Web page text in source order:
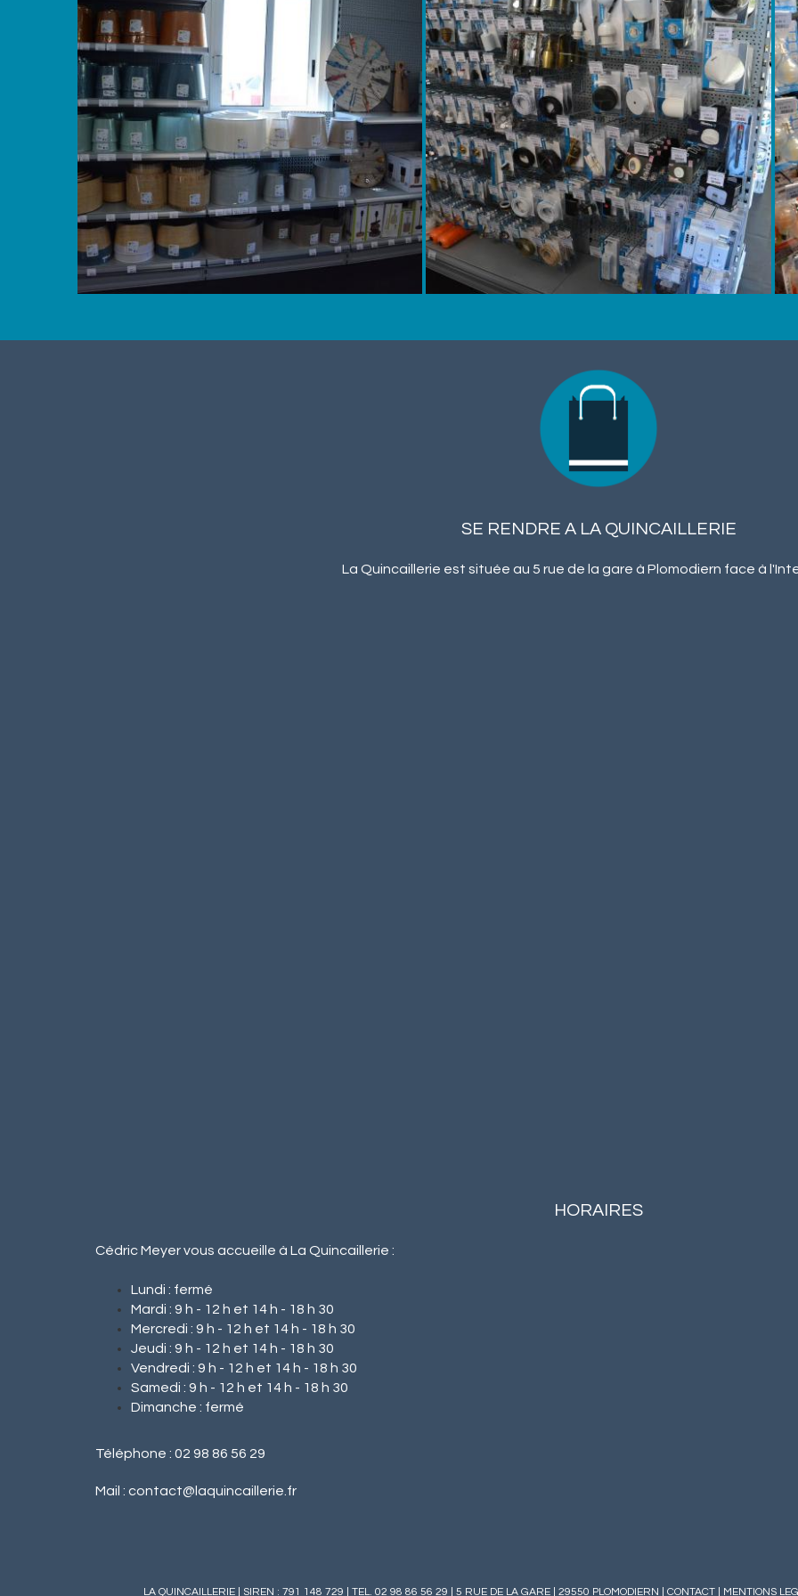
SE RENDRE A LA QUINCAILLERIE
La Quincaillerie est située au 5 rue de la gare à Plomodiern face à
HORAIRES
Cédric Meyer vous accueille à La Quincaillerie :
Lundi : fermé
Mardi : 9 h - 12 h et 14 h - 18 h 30
Mercredi : 9 h - 12 h et 14 h - 18 h 30
Jeudi : 9 h - 12 h et 14 h - 18 h 30
Vendredi : 9 h - 12 h et 14 h - 18 h 30
Samedi : 9 h - 12 h et 14 h - 18 h 30
Dimanche : fermé
Téléphone : 02 98 86 56 29
Mail : contact@laquincaillerie.fr
LA QUINCAILLERIE | SIREN : 791 148 729 | TEL. 02 98 86 56 29 | 5 RUE DE LA GARE | 29550 PLOMODIERN | CONTACT MENTIONS